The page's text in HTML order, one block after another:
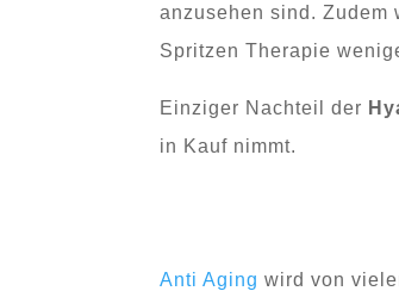
anzusehen sind. Zudem
Spritzen Therapie
Einziger Nachteil der
in Kauf nimmt.
Anti Aging wird von